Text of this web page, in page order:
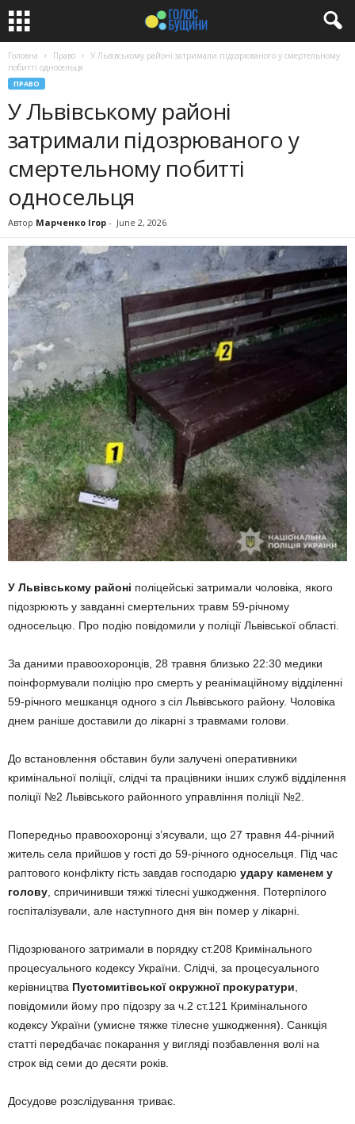
Головна Право
У Львівському районі затримали підозрюваного у смертельному
побитті односельця
ПРАВО
У Львівському районі
затримали підозрюваного у
смертельному побитті
односельця
Автор Марченко Ігор - June 2, 2026
У Львівському районі поліцейські затримали чоловіка, якого
підозрюють у завданні смертельних травм 59-річному
односельцю. Про подію повідомили у поліції Львівської області.
За даними правоохоронців, 28 травня близько 22:30 медики
поінформували поліцію про смерть у реанімаційному відділенні
59-річного мешканця одного з сіл Львівського району. Чоловіка
днем раніше доставили до лікарні з травмами голови.
До встановлення обставин були залучені оперативники
кримінальної поліції, слідчі та працівники інших служб відділення
поліції №2 Львівського районного управління поліції №2.
Попередньо правоохоронці з’ясували, що 27 травня 44-річний
житель села прийшов у гості до 59-річного односельця. Під час
раптового конфлікту гість завдав господарю удару каменем у
голову , спричинивши тяжкі тілесні ушкодження. Потерпілого
госпіталізували, але наступного дня він помер у лікарні.
Підозрюваного затримали в порядку ст.208 Кримінального
процесуального кодексу України. Слідчі, за процесуального
керівництва Пустомитівської окружної прокуратури
повідомили йому про підозру за ч.2 ст.121 Кримінального
кодексу України (умисне тяжке тілесне ушкодження). Санкція
статті передбачає покарання у вигляді позбавлення волі на
строк від семи до десяти років.
Досудове розслідування триває.